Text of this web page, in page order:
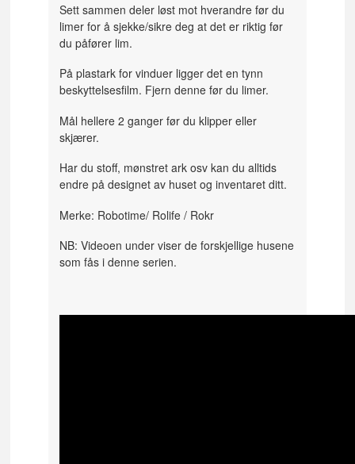
Sett sammen deler løst mot hverandre før du
limer for å sjekke/sikre deg at det er riktig før
du påfører lim.
På plastark for vinduer ligger det en tynn
beskyttelsesfilm. Fjern denne før du limer.
Mål hellere 2 ganger før du klipper eller
skjærer.
Har du stoff, mønstret ark osv kan du alltids
endre på designet av huset og inventaret ditt.
Merke: Robotime/ Rolife / Rokr
NB: Videoen under viser de forskjellige husene
som fås i denne serien.